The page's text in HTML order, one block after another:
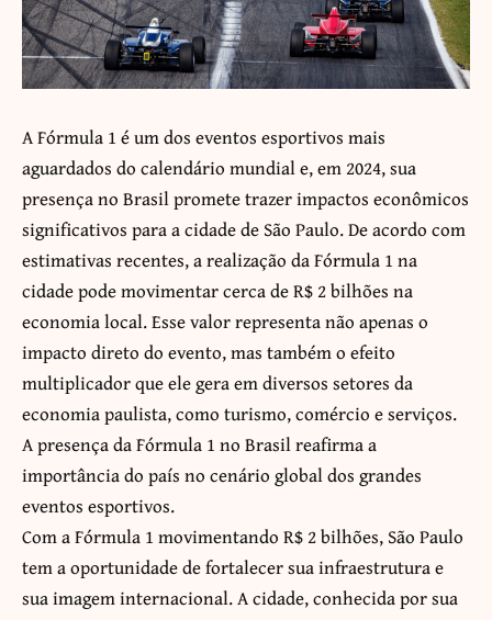
A Fórmula 1 é um dos eventos esportivos mais
aguardados do calendário mundial e, em 2024, sua
presença no Brasil promete trazer impactos econômicos
significativos para a cidade de São Paulo. De acordo com
estimativas recentes, a realização da Fórmula 1 na
cidade pode movimentar cerca de R$ 2 bilhões na
economia local. Esse valor representa não apenas o
impacto direto do evento, mas também o efeito
multiplicador que ele gera em diversos setores da
economia paulista, como turismo, comércio e serviços.
A presença da Fórmula 1 no Brasil reafirma a
importância do país no cenário global dos grandes
eventos esportivos.
Com a Fórmula 1 movimentando R$ 2 bilhões, São Paulo
tem a oportunidade de fortalecer sua infraestrutura e
sua imagem internacional. A cidade, conhecida por sua